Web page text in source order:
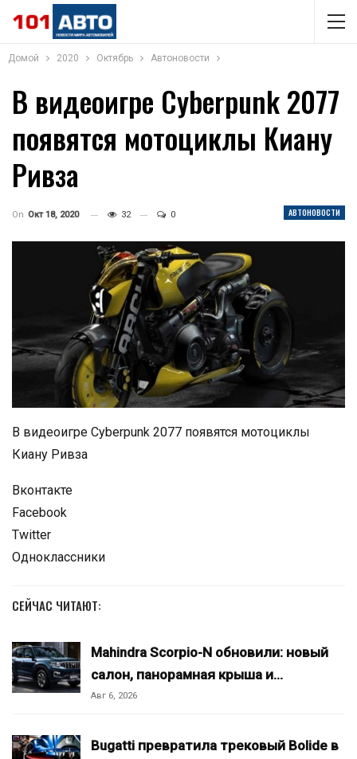
Домой 2020 Октябрь Автоновости
В видеоигре Cyberpunk 2077
появятся мотоциклы Киану
Ривза
АВТОНОВОСТИ
On Окт 18, 2020 32 0
В видеоигре Cyberpunk 2077 появятся мотоциклы
Киану Ривза
Вконтакте
Facebook
Twitter
Одноклассники
СЕЙЧАС ЧИТАЮТ:
Mahindra Scorpio-N обновили: новый
салон, панорамная крыша и…
Авг 6, 2026
Bugatti превратила трековый Bolide в